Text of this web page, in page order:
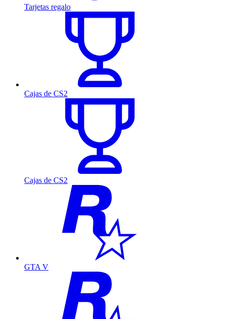
Tarjetas regalo
Cajas de CS2
Cajas de CS2
GTA V